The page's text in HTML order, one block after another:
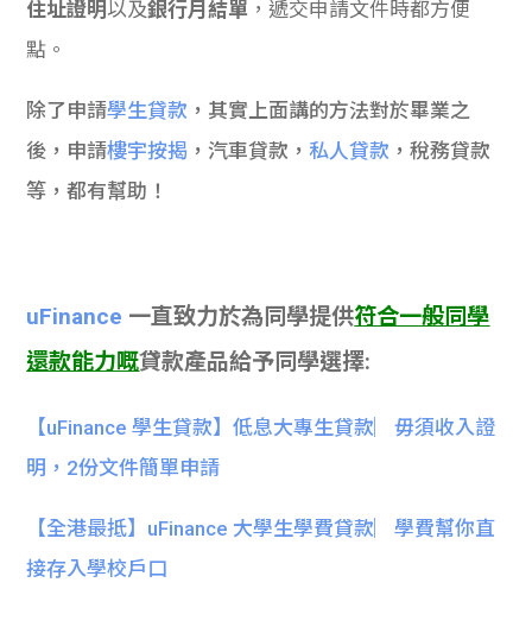
住址證明 以及銀行月結單 ，遞交申請文件時都方便
點。
除了申請學生貸款 ，其實上面講的方法對於畢業之
後，申請樓宇按揭 ，汽車貸款，私人貸款 ，稅務貸款
等，都有幫助！
uFinance 一直致力於為同學提供符合一般同學
還款能力嘅貸款產品給予同學選擇:
【uFinance 學生貸款】低息大專生貸款︳毋須收入證
明，2份文件簡單申請
【全港最抵】uFinance 大學生學費貸款︳學費幫你直
接存入學校戶口